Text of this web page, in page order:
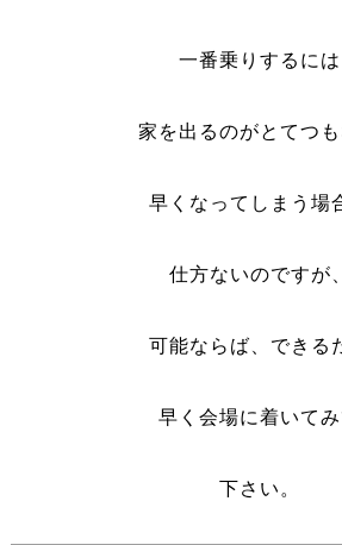
一番乗りするには
家を出るのがとてつも
早くなってしまう場
仕方ないのですが、
可能ならば、できる
早く会場に着いてみ
下さい。